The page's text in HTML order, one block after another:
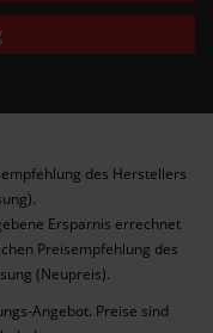
des Herstellers
Ersparnis errechnet
Preisempfehlung des
(Neupreis).
Angebot. Preise sind